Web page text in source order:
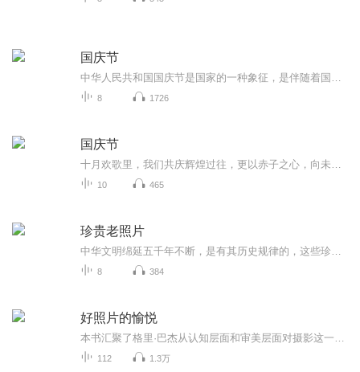
国庆节
8 1726
国庆节
10 465
珍贵老照片
8 384
好照片的愉悦
112 1.3万